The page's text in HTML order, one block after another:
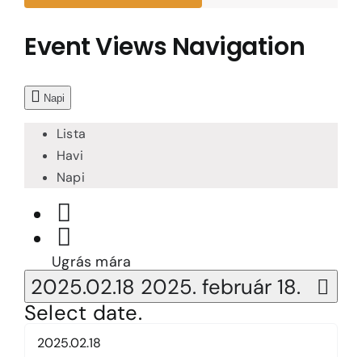
Event Views Navigation
Napi
Lista
Havi
Napi
Ugrás mára
2025.02.18 2025. február 18.
Select date.